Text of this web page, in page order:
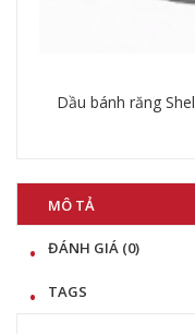
Mỡ
MÔ TẢ
ĐÁNH GIÁ (0)
TAGS